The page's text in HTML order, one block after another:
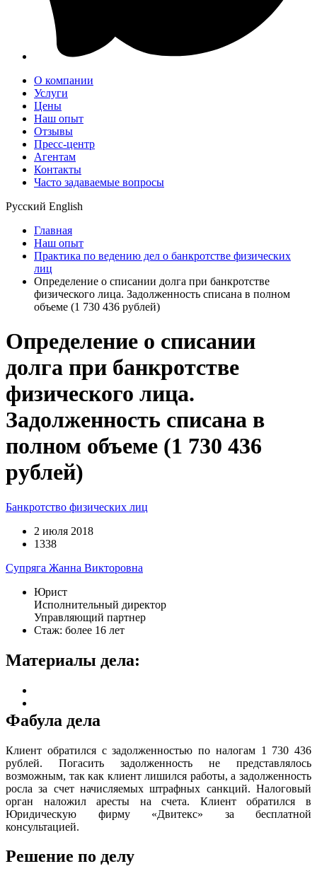
О компании
Услуги
Цены
Наш опыт
Отзывы
Пресс-центр
Агентам
Контакты
Часто задаваемые вопросы
Русский English
Главная
Наш опыт
Практика по ведению дел о банкротстве физических
лиц
Определение о списании долга при банкротстве
физического лица. Задолженность списана в полном
объеме (1 730 436 рублей)
Определение о списании
долга при банкротстве
физического лица.
Задолженность списана в
полном объеме (1 730 436
рублей)
Банкротство физических лиц
2 июля 2018
1338
Супряга Жанна Викторовна
Юрист
Исполнительный директор
Управляющий партнер
Стаж: более 16 лет
Материалы дела:
Фабула дела
Клиент обратился с задолженностью по налогам 1 730 436
рублей. Погасить задолженность не представлялось
возможным, так как клиент лишился работы, а задолженность
росла за счет начисляемых штрафных санкций. Налоговый
орган наложил аресты на счета. Клиент обратился в
Юридическую фирму «Двитекс» за бесплатной
консультацией.
Решение по делу